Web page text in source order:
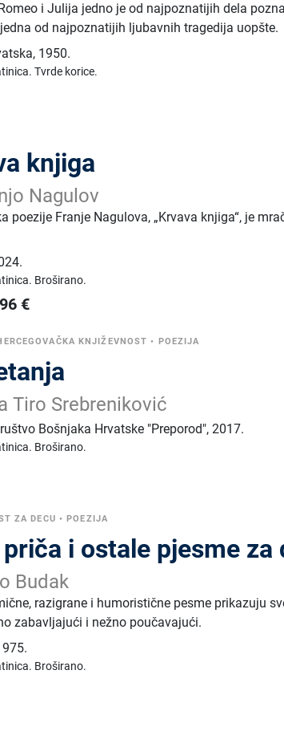
i Julija jedno je od najpoznatijih dela
od najpoznatijih ljubavnih tragedija uopšte.
, 1950.
Tvrde korice.
knjiga
Nagulov
poezije Franje Nagulova, „Krvava knjiga“, je
Broširano.
€
KNJIŽEVNOST • POEZIJA
Tiro Srebreniković
Bošnjaka Hrvatske "Preporod",2017.
Broširano.
ZA DECU •POEZIJA
priča i ostale pjesme za
Budak
razigrane i humoristične pesme prikazuju
zabavljajući i nežno poučavajući.
Broširano.